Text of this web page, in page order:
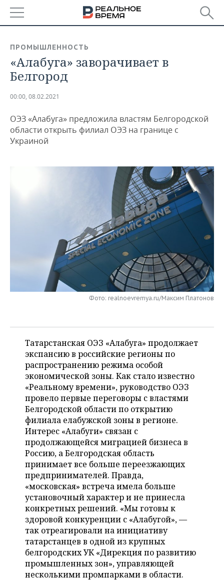
БАШКОРТОСТАН
ТАТАРСТАН
НОВОСТИ
АНАЛИТИКА
ДЕКЛАРАЦИИ О ДОХОДАХ
НОВОСТИ ЭКОНОМИКИ
ПРОМЫШЛЕННОСТЬ
НОВОСТИ НЕДВИЖИМОСТИ
РОЗНИЧНАЯ ТОРГОВЛЯ
ТРАНСПОРТ
УСЛУГИ
НОВОСТИ ТЕХНОЛОГИЙ
МЕДИА
МЕРОПРИЯТИЯ
НОВОСТИ МЕРОПРИЯТИЙ
ВЫЕЗДНАЯ РЕДАКЦИЯ
ОТКРЫТАЯ ЛЕКЦИЯ
НОВОСТИ СПОРТА
БАСКЕТБОЛ
ВОЛЕЙБОЛ
КИБЕРСПОРТ
ФИГУРНОЕ КАТАНИЕ
ВОДНЫЕ ВИДЫ СПОРТА
ХОККЕЙ С МЯЧОМ
ОБЩЕСТВО
ИНФРАСТРУКТУРА
ИСТОРИЯ
КУЛЬТУРА
МЕДИЦИНА
ОБРАЗОВАНИЕ
ПРОИСШЕСТВИЯ
СПРАВОЧНИК
СПИСОК ПЕРСОН
СПИСОК КОМПАНИЙ
ПОЛНАЯ ВЕРСИЯ
ПРОМЫШЛЕННОСТЬ
«Алабуга» заворачивает в
Белгород
00:00, 08.02.2021
ОЭЗ «Алабуга» предложила властям Белгородской
области открыть филиал ОЭЗ на границе с
Украиной
Фото: realnoevremya.ru/Максим Платонов
Татарстанская ОЭЗ «Алабуга» продолжает
экспансию в российские регионы по
распространению режима особой
экономической зоны. Как стало известно
«Реальному времени», руководство ОЭЗ
провело первые переговоры с властями
Белгородской области по открытию
филиала елабужской зоны в регионе.
Интерес «Алабуги» связан с
продолжающейся миграцией бизнеса в
Россию, а Белгородская область
принимает все больше переезжающих
предпринимателей. Правда,
«московская» встреча имела больше
установочный характер и не принесла
конкретных решений. «Мы готовы к
здоровой конкуренции с «Алабугой», —
так отреагировали на инициативу
татарстанцев в одной из крупных
белгородских УК «Дирекция по развитию
промышленных зон», управляющей
несколькими промпарками в области.